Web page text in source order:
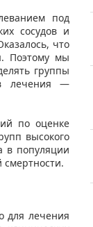
под
сосудов и
что
Поэтому мы
группы
лечения —
по оценке
высокого
в популяции
для лечения